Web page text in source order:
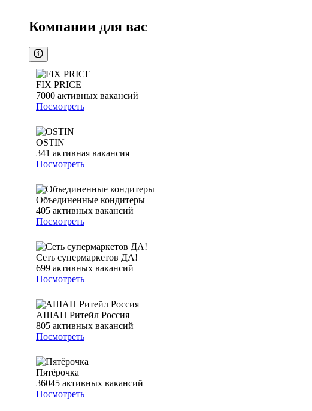
Компании для вас
FIX PRICE
7000 активных вакансий
Посмотреть
OSTIN
341 активная вакансия
Посмотреть
Объединенные кондитеры
405 активных вакансий
Посмотреть
Сеть супермаркетов ДА!
699 активных вакансий
Посмотреть
АШАН Ритейл Россия
805 активных вакансий
Посмотреть
Пятёрочка
36045 активных вакансий
Посмотреть